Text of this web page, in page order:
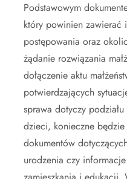
Podstawowym
który powinien zawierać
postępowania oraz
żądanie rozwiązania
dołączenie aktu
potwierdzających
sprawa dotyczy
dzieci, konieczne
dokumentów
urodzenia czy